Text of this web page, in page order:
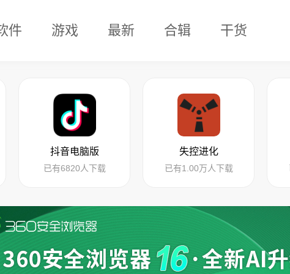
件 游戏 最新 合辑 干货
抖音电脑版
已有6820人下载
失控进化
已有1.00万人下载